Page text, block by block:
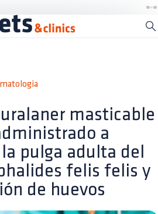
masticable
a
pulga adulta del
felis felis y
de huevos